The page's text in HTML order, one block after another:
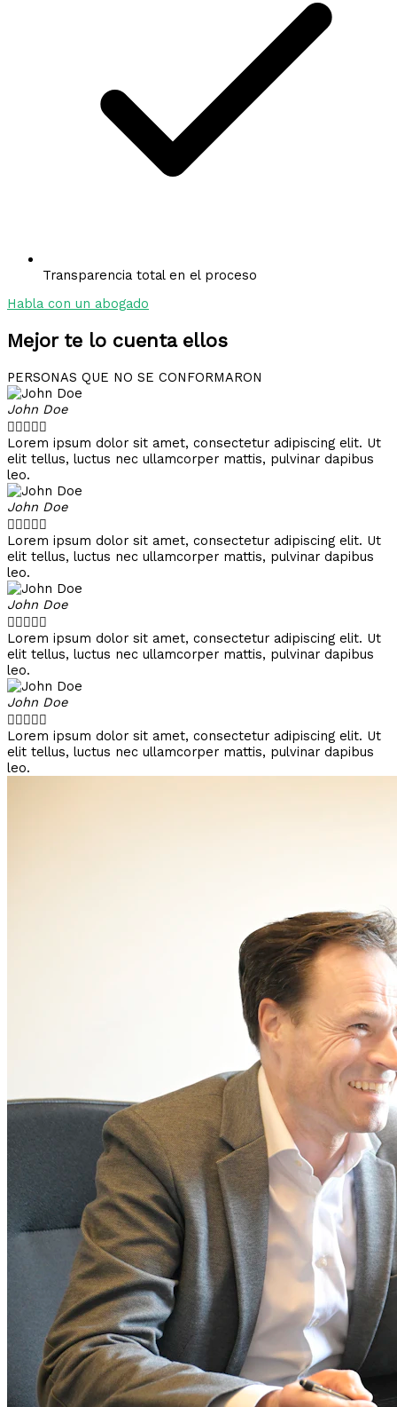
Transparencia total en el proceso
Habla con un abogado
Mejor te lo cuenta ellos
PERSONAS QUE NO SE CONFORMARON
John Doe

Lorem ipsum dolor sit amet, consectetur adipiscing elit. Ut
elit tellus, luctus nec ullamcorper mattis, pulvinar dapibus
leo.
John Doe

Lorem ipsum dolor sit amet, consectetur adipiscing elit. Ut
elit tellus, luctus nec ullamcorper mattis, pulvinar dapibus
leo.
John Doe

Lorem ipsum dolor sit amet, consectetur adipiscing elit. Ut
elit tellus, luctus nec ullamcorper mattis, pulvinar dapibus
leo.
John Doe

Lorem ipsum dolor sit amet, consectetur adipiscing elit. Ut
elit tellus, luctus nec ullamcorper mattis, pulvinar dapibus
leo.